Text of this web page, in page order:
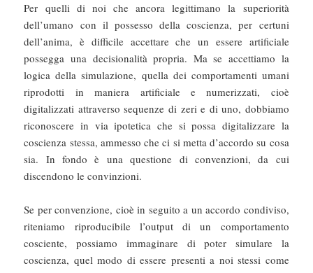
Per quelli di noi che ancora legittimano la superiorità
dell’umano con il possesso della coscienza, per certuni
dell’anima, è difficile accettare che un essere artificiale
possegga una decisionalità propria. Ma se accettiamo la
logica della simulazione, quella dei comportamenti umani
riprodotti in maniera artificiale e numerizzati, cioè
digitalizzati attraverso sequenze di zeri e di uno, dobbiamo
riconoscere in via ipotetica che si possa digitalizzare la
coscienza stessa, ammesso che ci si metta d’accordo su cosa
sia. In fondo è una questione di convenzioni, da cui
discendono le convinzioni.
Se per convenzione, cioè in seguito a un accordo condiviso,
riteniamo riproducibile l’output di un comportamento
cosciente, possiamo immaginare di poter simulare la
coscienza, quel modo di essere presenti a noi stessi come